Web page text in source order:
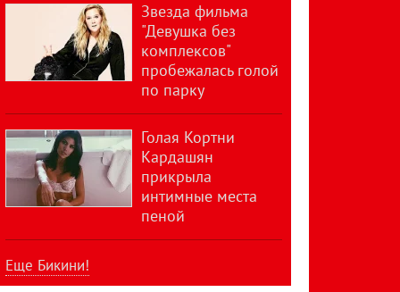
Звезда фильма
"Девушка без
комплексов"
пробежалась голой
по парку
Голая Кортни
Кардашян
прикрыла
интимные места
пеной
Еще Бикини!